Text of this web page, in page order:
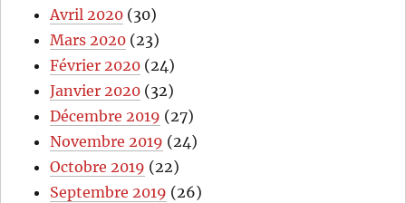
Avril 2020 (30)
Mars 2020 (23)
Février 2020 (24)
Janvier 2020 (32)
Décembre 2019 (27)
Novembre 2019 (24)
Octobre 2019 (22)
Septembre 2019 (26)